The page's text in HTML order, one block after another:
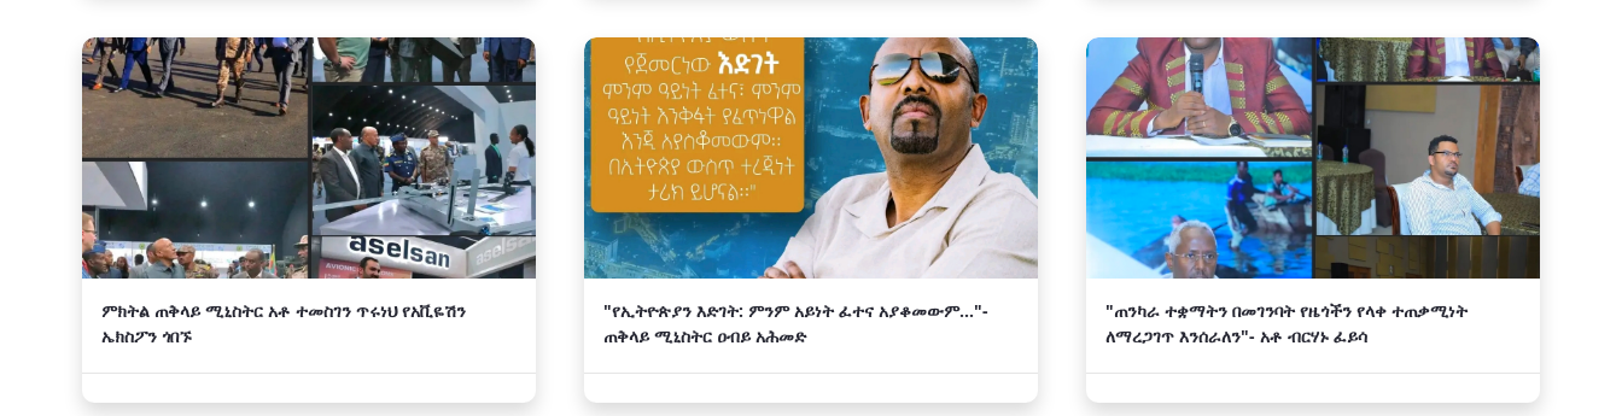
ምክትል ጠቅላይ ሚኒስትር አቶ ተመስገን ጥሩነህ የአቪዬሽን
ኤክስፖን ጎበኙ
"የኢትዮጵያን እድገት: ምንም አይነት ፈተና አያቆመውም..."-
ጠቅላይ ሚኒስትር ዐብይ አሕመድ
"ጠንካራ ተቋማትን በመገንባት የዜጎችን የላቀ ተጠቃሚነት
ለማረጋገጥ እንሰራለን"- አቶ ብርሃኑ ፈይሳ